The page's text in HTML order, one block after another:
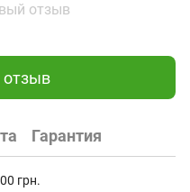
отзыв
отзыв
Гарантия
грн.